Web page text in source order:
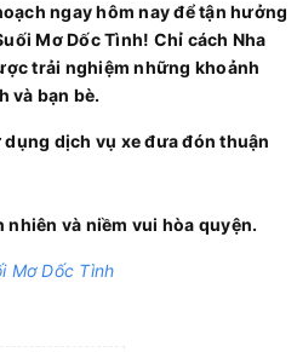
ngay hôm nay để tận hưởng
Mơ Dốc Tình! Chỉ cách Nha
trải nghiệm những khoảnh
và bạn bè.
dụng dịch vụ xe đưa đón thuận
và niềm vui hòa quyện.
Mơ Dốc Tình